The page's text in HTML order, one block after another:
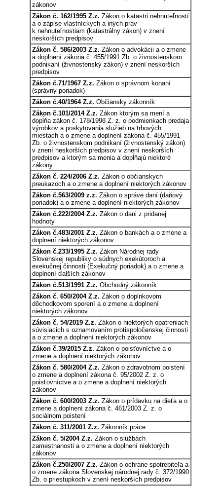
zákonov
Zákon č. 162/1995 Z.z. Zákon o katastri nehnuteľností
a o zápise vlastníckych a iných práv
k nehnuteľnostiam (katastrálny zákon) v znení
neskorších predpisov
Zákon č. 586/2003 Z.z. Zákon o advokácii a o zmene
a doplnení zákona č. 455/1991 Zb. o živnostenskom
podnikaní (živnostenský zákon) v znení neskorších
predpisov
Zákon č.71/1967 Z.z. Zákon o správnom konaní
(správny poriadok)
Zákon č.40/1964 Z.z. Občiansky zákonník
Zákon č.101/2014 Z.z. Zákon ktorým sa mení a
dopĺňa zákon č. 178/1998 Z. z. o podmienkach predaja
výrobkov a poskytovania služieb na trhových
miestach a o zmene a doplnení zákona č. 455/1991
Zb. o živnostenskom podnikaní (živnostenský zákon)
v znení neskorších predpisov v znení neskorších
predpisov a ktorým sa menia a dopĺňajú niektoré
zákony
Zákon č. 224/2006 Z.z. Zákon o občianskych
preukazoch a o zmene a doplnení niektorých zákonov
Zákon č.563/2009 z.z. Zákon o správe daní (daňový
poriadok) a o zmene a doplnení niektorých zákonov
Zákon č.222/2004 Z.z. Zákon o dani z pridanej
hodnoty
Zákon č.483/2001 Z.z. Zákon o bankách a o zmene a
doplnení niektorých zákonov
Zákon č.233/1995 Z.z. Zákon Národnej rady
Slovenskej republiky o súdnych exekútoroch a
exekučnej činnosti (Exekučný poriadok) a o zmene a
doplnení ďalších zákonov
Zákon č.513/1991 Z.z. Obchodný zákonník
Zákon č. 650/2004 Z.z. Zákon o doplnkovom
dôchodkovom sporení a o zmene a doplnení
niektorých zákonov
Zákon č. 54/2019 Z.z. Zákon o niektorých opatreniach
súvisiacich s oznamovaním protispoločenskej činnosti
a o zmene a doplnení niektorých zákonov
Zákon č.39/2015 Z.z. Zákon o poisťovníctve a o
zmene a doplnení niektorých zákonov
Zákon č. 580/2004 Z.z. Zákon o zdravotnom poistení
o zmene a doplnení zákona č. 95/2002 Z. z. o
poisťovníctve a o zmene a doplnení niektorých
zákonov
Zákon č. 600/2003 Z.z. Zákon o prídavku na dieťa a o
zmene a doplnení zákona č. 461/2003 Z. z. o
sociálnom poistení
Zákon č. 311/2001 Z.z. Zákonník práce
Zákon č. 5/2004 Z.z. Zákon o službách
zamestnanosti a o zmene a doplnení niektorých
zákonov
Zákon č.250/2007 Z.z. Zákon o ochrane spotrebiteľa a
o zmene zákona Slovenskej národnej rady č. 372/1990
Zb. o priestupkoch v znení neskorších predpisov